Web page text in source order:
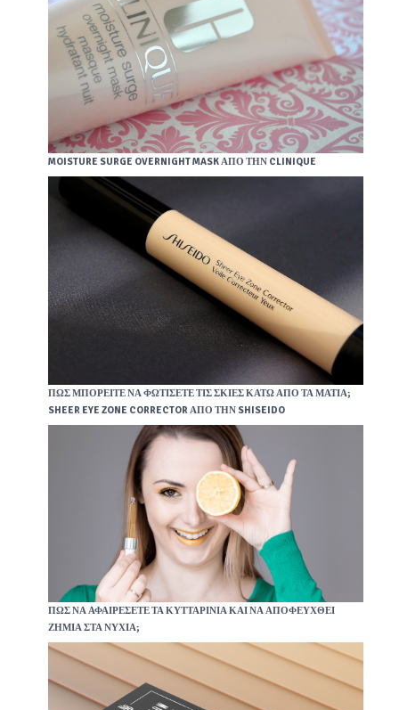
MOISTURE SURGE OVERNIGHT MASK ΑΠΌ ΤΗΝ CLINIQUE
ΠΩΣ ΜΠΟΡΕΊΤΕ ΝΑ ΦΩΤΊΣΕΤΕ ΤΙΣ ΣΚΙΈΣ ΚΆΤΩ ΑΠΌ ΤΑ ΜΆΤΙΑ;
SHEER EYE ZONE CORRECTOR ΑΠΌ ΤΗΝ SHISEIDO
ΠΏΣ ΝΑ ΑΦΑΙΡΈΣΕΤΕ ΤΑ ΚΥΤΤΑΡΊΝΙΑ ΚΑΙ ΝΑ ΑΠΟΦΕΥΧΘΕΊ
ΖΗΜΙΆ ΣΤΑ ΝΎΧΙΑ;